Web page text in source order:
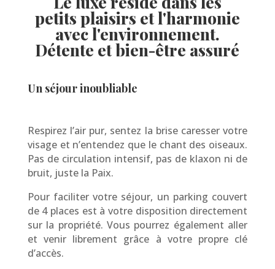
petits plaisirs et l'harmonie
avec l'environnement.
Détente et bien-être assuré
Un séjour inoubliable
Respirez l’air pur, sentez la brise caresser votre
visage et n’entendez que le chant des oiseaux.
Pas de circulation intensif, pas de klaxon ni de
bruit, juste la Paix.
Pour faciliter votre séjour, un parking couvert
de 4 places est à votre disposition directement
sur la propriété. Vous pourrez également aller
et venir librement grâce à votre propre clé
d’accès.